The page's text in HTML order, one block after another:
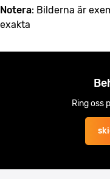
Notera: Bilderna är
exakta
Ring oss